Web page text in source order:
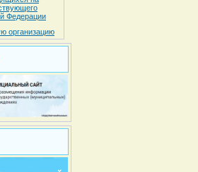
Федерации
организацию